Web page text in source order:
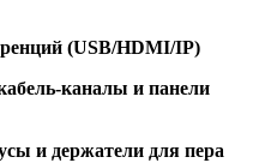
(USB/HDMI/IP)
каналы и панели
и держатели для пера